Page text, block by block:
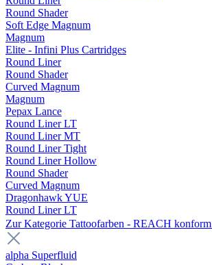
Round Shader
Soft Edge Magnum
Magnum
Elite - Infini Plus Cartridges
Round Liner
Round Shader
Curved Magnum
Magnum
Pepax Lance
Round Liner LT
Round Liner MT
Round Liner Tight
Round Liner Hollow
Round Shader
Curved Magnum
Dragonhawk YUE
Round Liner LT
Zur Kategorie Tattoofarben - REACH konform
alpha Superfluid